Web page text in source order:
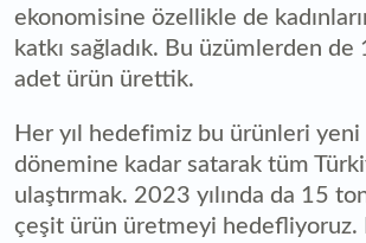
ekonomisine özellikle de
katkı sağladık. Bu üzümlerden
adet ürün ürettik.
Her yıl hedefimiz bu ürünleri yeni
dönemine kadar satarak tüm
ulaştırmak. 2023 yılında da 15
çeşit ürün üretmeyi hedefliyoruz.